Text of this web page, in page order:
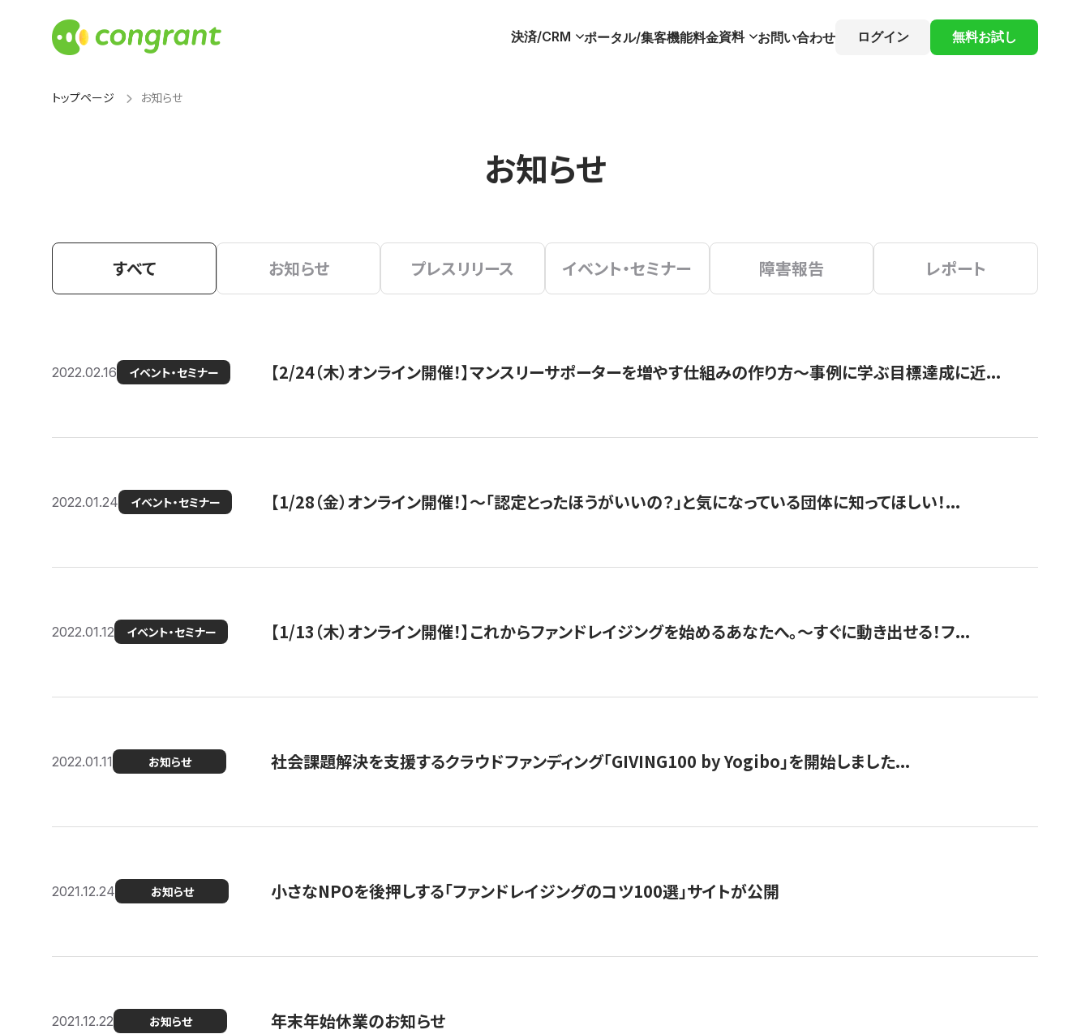
決済/CRM ポータル/集客機能料金資料 お問い合わせ ログイン 無料お試し
トップページ お知らせ
お知らせ
すべて お知らせ プレスリリース イベント・セミナー 障害報告 レポート
2022.02.16 イベント・セミナー 【2/24（木）オンライン開催！】マンスリーサポーターを増やす仕組みの作り方〜事例に学ぶ目標達成に近...
2022.01.24 イベント・セミナー 【1/28（金）オンライン開催！】〜「認定とったほうがいいの？」と気になっている団体に知ってほしい！...
2022.01.12 イベント・セミナー 【1/13（木）オンライン開催！】これからファンドレイジングを始めるあなたへ。〜すぐに動き出せる！フ...
2022.01.11 お知らせ 社会課題解決を支援するクラウドファンディング「GIVING100 by Yogibo」を開始しました...
2021.12.24 お知らせ 小さなNPOを後押しする「ファンドレイジングのコツ100選」サイトが公開
2021.12.22 お知らせ 年末年始休業のお知らせ